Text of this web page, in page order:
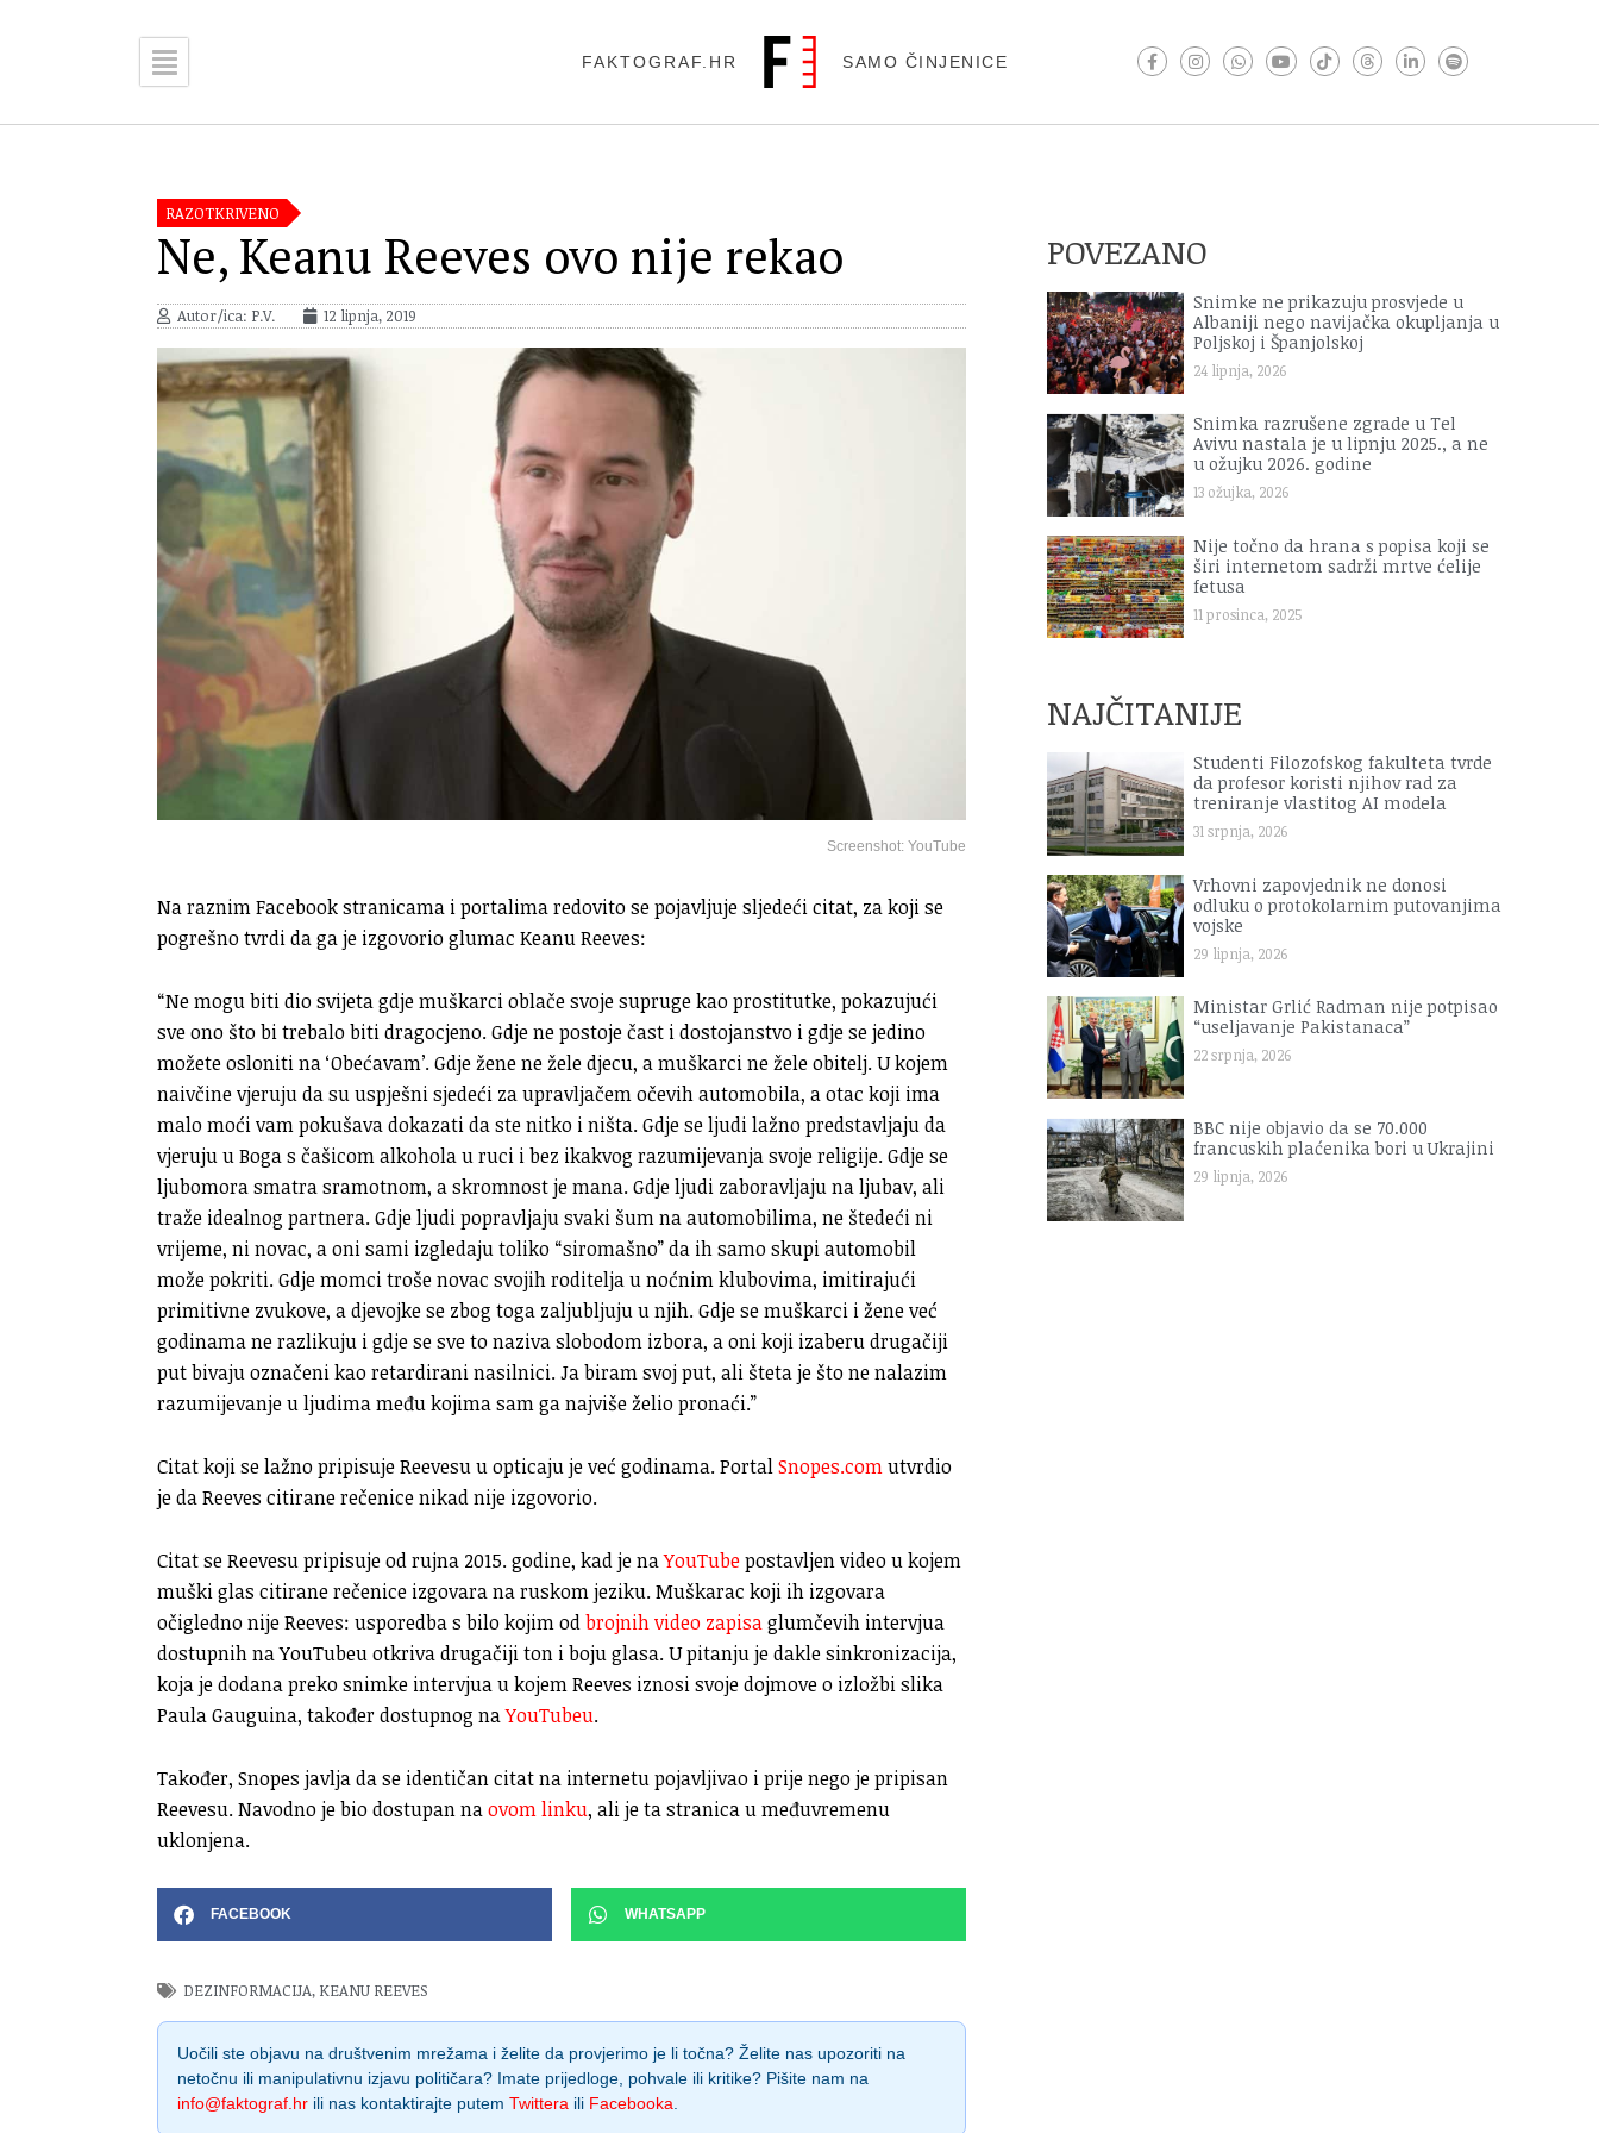
FAKTOGRAF.HR SAMO ČINJENICE
RAZOTKRIVENO
Ne, Keanu Reeves ovo nije rekao
Autor/ica: P.V. 12 lipnja, 2019
Screenshot: YouTube
Na raznim Facebook stranicama i portalima redovito se pojavljuje sljedeći citat, za koji se
pogrešno tvrdi da ga je izgovorio glumac Keanu Reeves:
“Ne mogu biti dio svijeta gdje muškarci oblače svoje supruge kao prostitutke, pokazujući
sve ono što bi trebalo biti dragocjeno. Gdje ne postoje čast i dostojanstvo i gdje se jedino
možete osloniti na ‘Obećavam’. Gdje žene ne žele djecu, a muškarci ne žele obitelj. U kojem
naivčine vjeruju da su uspješni sjedeći za upravljačem očevih automobila, a otac koji ima
malo moći vam pokušava dokazati da ste nitko i ništa. Gdje se ljudi lažno predstavljaju da
vjeruju u Boga s čašicom alkohola u ruci i bez ikakvog razumijevanja svoje religije. Gdje se
ljubomora smatra sramotnom, a skromnost je mana. Gdje ljudi zaboravljaju na ljubav, ali
traže idealnog partnera. Gdje ljudi popravljaju svaki šum na automobilima, ne štedeći ni
vrijeme, ni novac, a oni sami izgledaju toliko “siromašno” da ih samo skupi automobil
može pokriti. Gdje momci troše novac svojih roditelja u noćnim klubovima, imitirajući
primitivne zvukove, a djevojke se zbog toga zaljubljuju u njih. Gdje se muškarci i žene već
godinama ne razlikuju i gdje se sve to naziva slobodom izbora, a oni koji izaberu drugačiji
put bivaju označeni kao retardirani nasilnici. Ja biram svoj put, ali šteta je što ne nalazim
razumijevanje u ljudima među kojima sam ga najviše želio pronaći.”
Citat koji se lažno pripisuje Reevesu u opticaju je već godinama. PortalSnopes.comutvrdio
je da Reeves citirane rečenice nikad nije izgovorio.
Citat se Reevesu pripisuje od rujna 2015. godine, kad je naYouTubepostavljen video u kojem
muški glas citirane rečenice izgovara na ruskom jeziku. Muškarac koji ih izgovara
očigledno nije Reeves: usporedba s bilo kojim odbrojnih video zapisaglumčevih intervjua
dostupnih na YouTubeu otkriva drugačiji ton i boju glasa. U pitanju je dakle sinkronizacija,
koja je dodana preko snimke intervjua u kojem Reeves iznosi svoje dojmove o izložbi slika
Paula Gauguina, također dostupnog naYouTubeu.
Također, Snopes javlja da se identičan citat na internetu pojavljivao i prije nego je pripisan
Reevesu. Navodno je bio dostupan naovom linku, ali je ta stranica u međuvremenu
uklonjena.
FACEBOOK WHATSAPP
DEZINFORMACIJA, KEANU REEVES
Uočili ste objavu na društvenim mrežama i želite da provjerimo je li točna? Želite nas upozoriti na
netočnu ili manipulativnu izjavu političara? Imate prijedloge, pohvale ili kritike? Pišite nam na
info@faktograf.hr ili nas kontaktirajte putem Twittera ili Facebooka
POVEZANO
Snimke ne prikazuju prosvjede u
Albaniji nego navijačka okupljanja u
Poljskoj i Španjolskoj
24 lipnja, 2026
Snimka razrušene zgrade u Tel
Avivu nastala je u lipnju 2025., a ne
u ožujku 2026. godine
13 ožujka, 2026
Nije točno da hrana s popisa koji se
širi internetom sadrži mrtve ćelije
fetusa
11 prosinca, 2025
NAJČITANIJE
Studenti Filozofskog fakulteta tvrde
da profesor koristi njihov rad za
treniranje vlastitog AI modela
31 srpnja, 2026
Vrhovni zapovjednik ne donosi
odluku o protokolarnim putovanjima
vojske
29 lipnja, 2026
Ministar Grlić Radman nije potpisao
“useljavanje Pakistanaca”
22 srpnja, 2026
BBC nije objavio da se 70.000
francuskih plaćenika bori u Ukrajini
29 lipnja, 2026